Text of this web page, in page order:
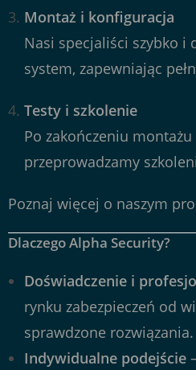
Montaż i konfiguracja
Nasi specjaliści szybko i
system, zapewniając
Testy i szkolenie
Po zakończeniu
przeprowadzamy
Poznaj więcej o naszym
Dlaczego Alpha Security?
Doświadczenie i
rynku zabezpieczeń od
sprawdzone rozwiązania.
Indywidualne podejście